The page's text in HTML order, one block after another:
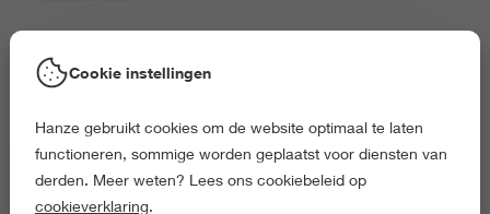
Gekozen filters:
Taal en Communicatie
Onderwijs en Opvoeding
Gezondheid en Sport
Gedrag en Maatschappij
Exact en Informatica
Cookie instellingen
Hanze gebruikt cookies om de website optimaal te laten
functioneren, sommige worden geplaatst voor diensten van
derden. Meer weten? Lees ons cookiebeleid op
cookieverklaring.